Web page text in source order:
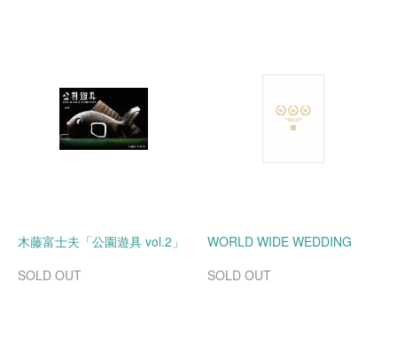
木藤富士夫「公園遊具 vol.2」
SOLD OUT
WORLD WIDE WEDDING
SOLD OUT